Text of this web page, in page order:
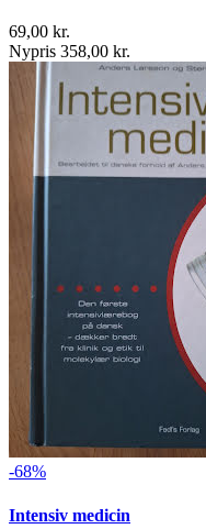
69,00 kr.
Nypris 358,00 kr.
-68%
Intensiv medicin